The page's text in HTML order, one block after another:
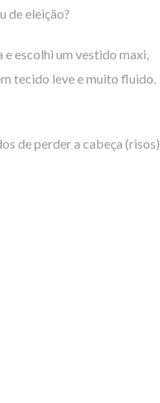
de eleição?
escolhi um vestido maxi,
tecido leve e muito fluido.
de perder a cabeça (risos)